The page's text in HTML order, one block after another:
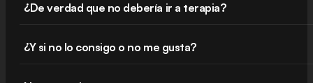
¿De verdad que no debería ir a terapia?
¿Y si no lo consigo o no me gusta?